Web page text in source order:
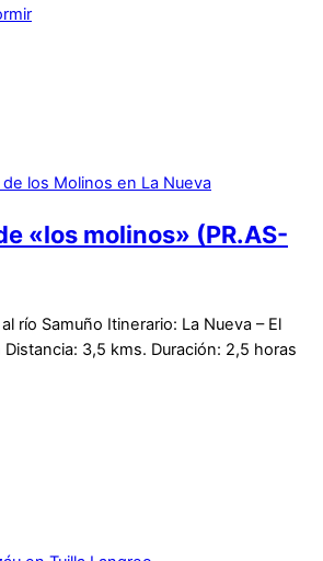
«los molinos» (PR.AS-
río Samuño Itinerario: La Nueva – El
3,5 kms. Duración: 2,5 horas